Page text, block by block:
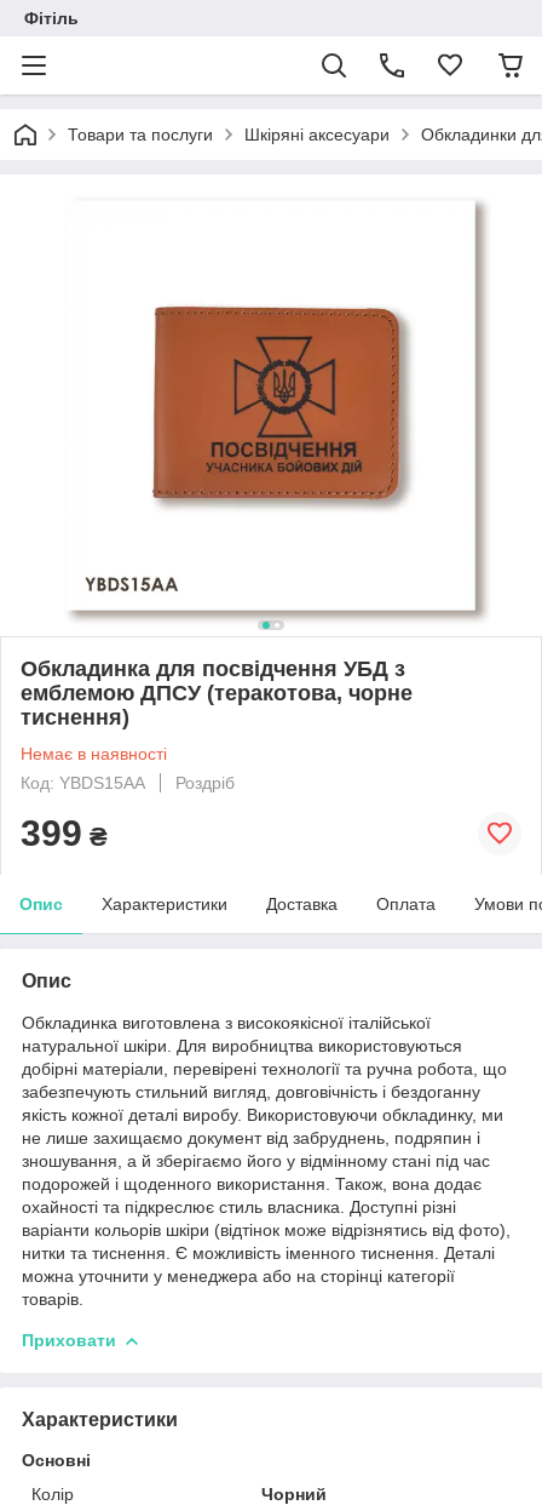
Фітіль
Товари та послуги Шкіряні аксесуари Обкладинки
Обкладинка для посвідчення УБД з
емблемою ДПСУ (теракотова, чорне
тиснення)
Немає в наявності
Код: YBDS15AA
Роздріб
399 ₴
Опис Характеристики Доставка Оплата Умови
Опис
Обкладинка виготовлена з високоякісної італійської
натуральної шкіри. Для виробництва використовуються
добірні матеріали, перевірені технології та ручна робота, що
забезпечують стильний вигляд, довговічність і бездоганну
якість кожної деталі виробу. Використовуючи обкладинку, ми
не лише захищаємо документ від забруднень, подряпин і
зношування, а й зберігаємо його у відмінному стані під час
подорожей і щоденного використання. Також, вона додає
охайності та підкреслює стиль власника. Доступні різні
варіанти кольорів шкіри (відтінок може відрізнятись від фото),
нитки та тиснення. Є можливість іменного тиснення. Деталі
можна уточнити у менеджера або на сторінці категорії
товарів.
Приховати
Характеристики
Основні
Колір
Чорний